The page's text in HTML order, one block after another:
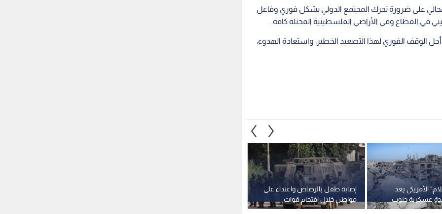
على ضرورة تحرك المجتمع الدولي بشكل فوري وفاعل
في القطاع وفي الأراضي الفلسطينية المحتلة كافة.
الوقف الفوري لهذا التصعيد الخطير، واستعادة الهدوء،
إصابة طفل بالرصاص واعتداء على
مواطن خلال اقتحام قوات
الاحتلال لـ جنين
الأمريكي يعد
عسكرية جنوب